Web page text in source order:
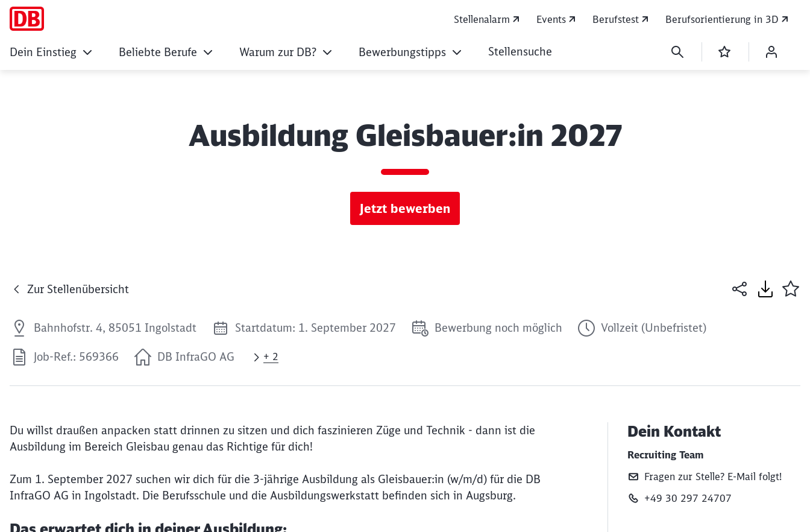
Stellenalarm Events Berufstest Berufsorientierung in 3D
Dein Einstieg Beliebte Berufe Warum zur DB? Bewerbungstipps Stellensuche
Ausbildung Gleisbauer:in 2027
Jetzt bewerben
Zur Stellenübersicht
Bahnhofstr. 4, 85051 Ingolstadt Startdatum: 1. September 2027 Bewerbung noch möglich Vollzeit (Unbefristet)
Job-Ref.: 569366 DB InfraGO AG + 2
Du willst draußen anpacken statt drinnen zu sitzen und dich faszinieren Züge und Technik - dann ist die
Ausbildung im Bereich Gleisbau genau das Richtige für dich!
Zum 1. September 2027 suchen wir dich für die 3-jährige Ausbildung als Gleisbauer:in (w/m/d) für die DB
InfraGO AG in Ingolstadt. Die Berufsschule und die Ausbildungswerkstatt befinden sich in Augsburg.
Dein Kontakt
Recruiting Team
Fragen zur Stelle? E‑Mail folgt!
+49 30 297 24707